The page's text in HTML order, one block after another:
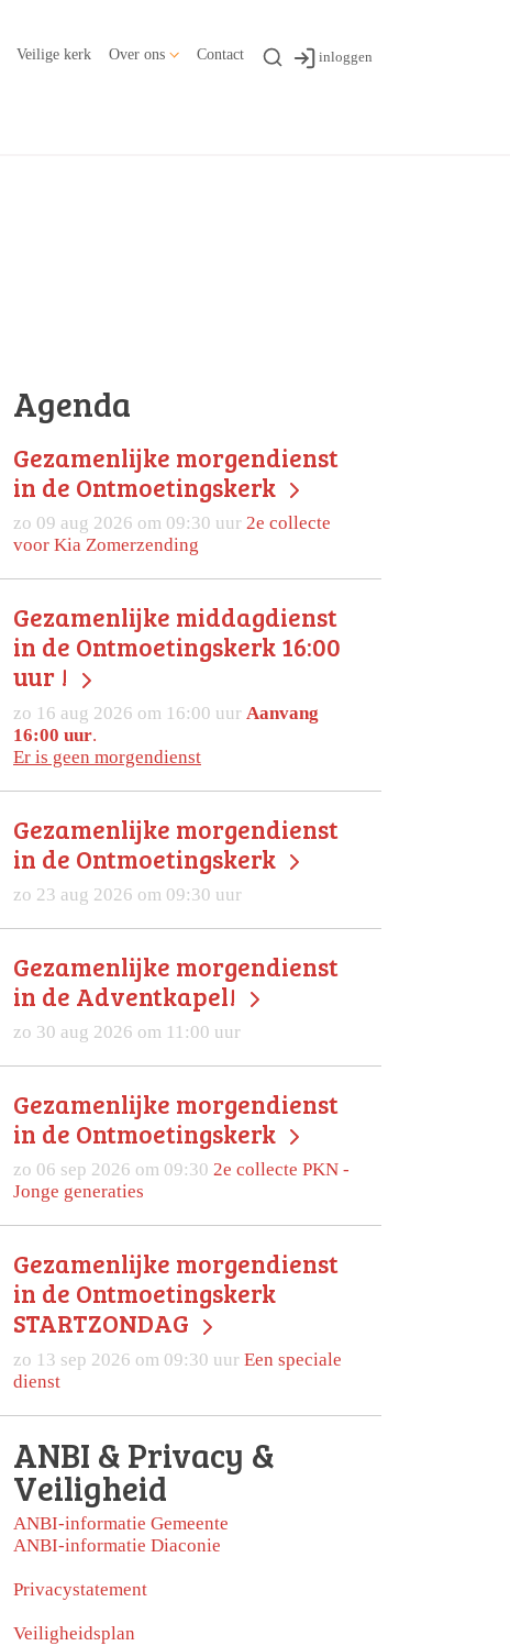
Veilige kerk Over ons Contact inloggen
Agenda
Gezamenlijke morgendienst
in de Ontmoetingskerk
zo 09 aug 2026 om 09:30 uur 2e collecte
voor Kia Zomerzending
Gezamenlijke middagdienst
in de Ontmoetingskerk 16:00
uur !
zo 16 aug 2026 om 16:00 uur Aanvang
16:00 uur.
Er is geen morgendienst
Gezamenlijke morgendienst
in de Ontmoetingskerk
zo 23 aug 2026 om 09:30 uur
Gezamenlijke morgendienst
in de Adventkapel!
zo 30 aug 2026 om 11:00 uur
Gezamenlijke morgendienst
in de Ontmoetingskerk
zo 06 sep 2026 om 09:30 2e collecte PKN -
Jonge generaties
Gezamenlijke morgendienst
in de Ontmoetingskerk
STARTZONDAG
zo 13 sep 2026 om 09:30 uur Een speciale
dienst
ANBI & Privacy &
Veiligheid
ANBI-informatie Gemeente
ANBI-informatie Diaconie
Privacystatement
Veiligheidsplan